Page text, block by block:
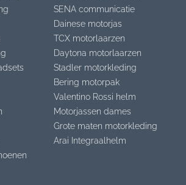
SENA communicatie
Dainese motorjas
TCX motorlaarzen
Daytona motorlaarzen
Stadler motorkleding
Bering motorpak
Valentino Rossi helm
Motorjassen dames
Grote maten motorkleding
Arai Integraalhelm